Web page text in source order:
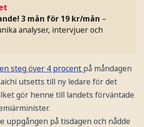
3 mån för 19 kr/mån –
analyser, intervjuer och
steg över 4 procent på måndagen
utsetts till ny ledare för det
gör henne till landets förväntade
uppgången på tisdagen och nådde